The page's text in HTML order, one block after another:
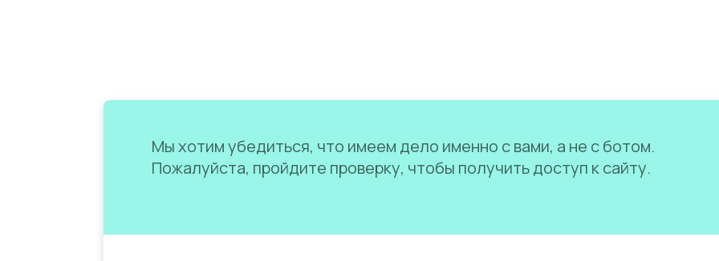
Мы хотим убедиться, что имеем дело именно с вами, а не с ботом.
Пожалуйста, пройдите проверку, чтобы получить доступ к сайту.